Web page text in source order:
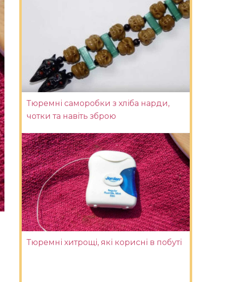
Тюремні саморобки з хліба нарди,
чотки та навіть зброю
Тюремні хитрощі, які корисні в побуті